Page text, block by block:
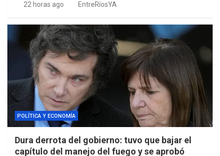
22 horas ago EntreRíosYA
POLÍTICA Y ECONOMÍA
Dura derrota del gobierno: tuvo que bajar el
capítulo del manejo del fuego y se aprobó